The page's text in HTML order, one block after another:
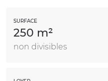
SURFACE
250 m²
non divisibles